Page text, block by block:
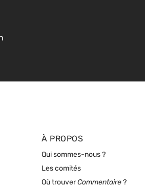
À PROPOS
Qui sommes-nous ?
Les comités
Où trouverCommentaire ?